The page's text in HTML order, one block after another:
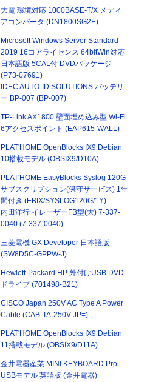
大電 環境対応 1000BASE-T/X メディ
アコンバータ (DN1800SG2E)
Microsoft Windows Server Standard
2019 16コアライセンス 64bitWin対応
日本語版 5CAL付 DVDパッケージ
(P73-07691)
IDEC AUTO-ID SOLUTIONS バッテリ
ー BP-007 (BP-007)
TP-Link AX1800 壁面埋め込み型 Wi-Fi
6アクセスポイント (EAP615-WALL)
PLAT'HOME OpenBlocks IX9 Debian
10搭載モデル (OBSIX9/D10A)
PLAT'HOME EasyBlocks Syslog 120G
サブスクリプション(保守サービス) 1年
間付き (EBIX/SYSLOG120G/1Y)
内田洋行 イレーザーFB型(大) 7-337-
0040 (7-337-0040)
三菱電機 GX Developer 日本語版
(SW8D5C-GPPW-J)
Hewlett-Packard HP 外付けUSB DVD
ドライブ (701498-B21)
CISCO Japan 250V AC Type A Power
Cable (CAB-TA-250V-JP=)
PLAT'HOME OpenBlocks IX9 Debian
11搭載モデル (OBSIX9/D11A)
金井電器産業 MINI KEYBOARD Pro
USBモデル 英語版 (金井電器)